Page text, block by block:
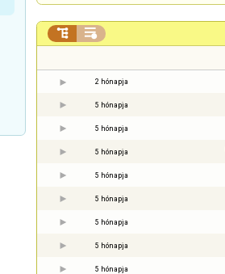
 
2 hónapja
5 hónapja
5 hónapja
5 hónapja
5 hónapja
5 hónapja
5 hónapja
5 hónapja
5 hónapja